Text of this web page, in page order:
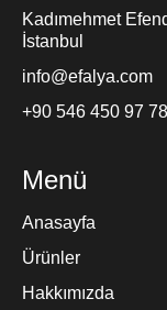
Kadımehmet
İstanbul
info@efalya.com
+90 546 450 97 78
Menü
Anasayfa
Ürünler
Hakkımızda